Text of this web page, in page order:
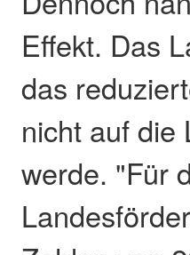
Effekt. Das
das
nicht auf die
werde. "Für